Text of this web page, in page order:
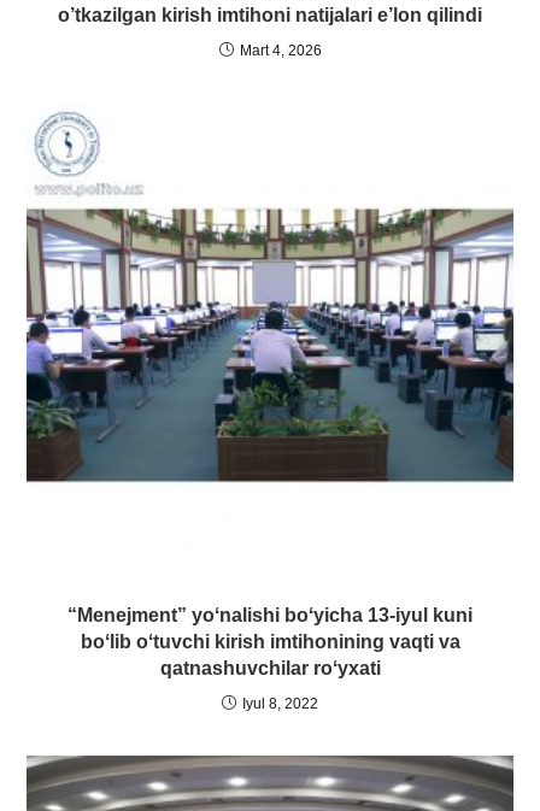
o’tkazilgan kirish imtihoni natijalari e’lon qilindi
Mart 4, 2026
“Menejment” yoʻnalishi boʻyicha 13-iyul kuni
boʻlib oʻtuvchi kirish imtihonining vaqti va
qatnashuvchilar roʻyxati
Iyul 8, 2022